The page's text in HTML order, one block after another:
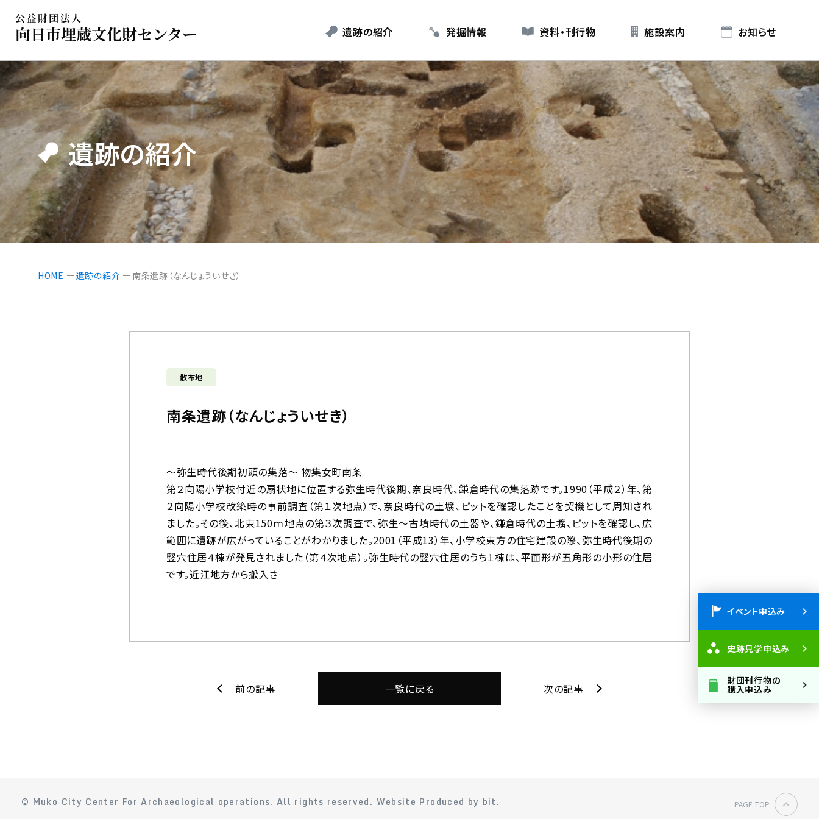
遺跡の紹介 発掘情報 資料・刊行物 施設案内 お知らせ
遺跡の紹介
HOME 遺跡の紹介 南条遺跡（なんじょういせき）
散布地
南条遺跡（なんじょういせき）
～弥生時代後期初頭の集落～ 物集女町南条
第２向陽小学校付近の扇状地に位置する弥生時代後期、奈良時代、鎌倉時代の集落跡です。1990（平成２）年、第
２向陽小学校改築時の事前調査（第１次地点）で、奈良時代の土壙、ピットを確認したことを契機として周知され
ました。その後、北東150ｍ地点の第３次調査で、弥生～古墳時代の土器や、鎌倉時代の土壙、ピットを確認し、広
範囲に遺跡が広がっていることがわかりました。2001（平成13）年、小学校東方の住宅建設の際、弥生時代後期の
竪穴住居４棟が発見されました（第４次地点）。弥生時代の竪穴住居のうち１棟は、平面形が五角形の小形の住居
です。近江地方から搬入さ
前の記事 一覧に戻る 次の記事
PAGE TOP
© Muko City Center For Archaeological operations. All rights reserved. Website Produced by bit.
イベント申込み
史跡見学申込み
財団刊行物の
購入申込み